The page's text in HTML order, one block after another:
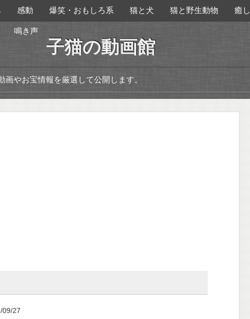
感動 爆笑・おもしろ系 猫と犬 猫と野生動物 癒し
鳴き声
子猫の動画館
やお宝情報を厳選して公開します。
09/27